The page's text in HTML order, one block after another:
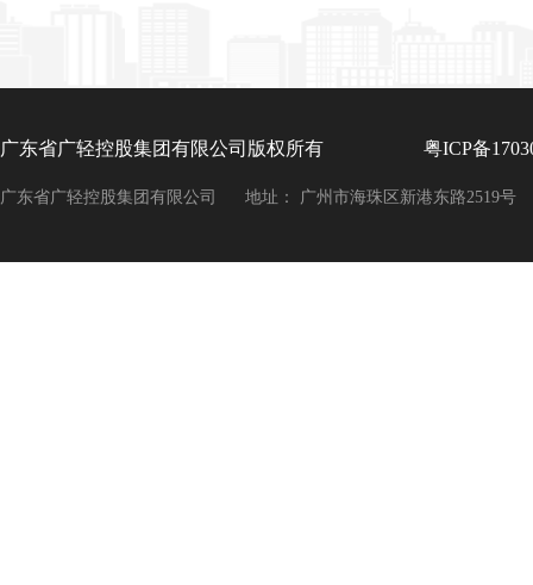
广东省广轻控股集团有限公司版权所有 粤ICP备
广东省广轻控股集团有限公司 地址： 广州市海珠区新港东路2519号